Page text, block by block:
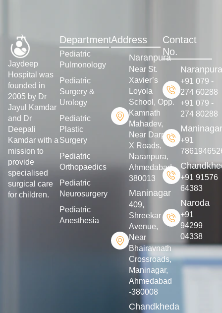
Jaydeep
Hospital was
founded in
2005 by Dr
Jayul Kamdar
and Dr
Deepali
Kamdar with a
mission to
provide
specialised
surgical care
for children.
Department
Pediatric
Pulmonology
Pediatric
Surgery &
Urology
Pediatric
Plastic
Surgery
Pediatric
Orthopaedics
Pediatric
Neurosurgery
Pediatric
Anesthesia
Address
Naranpura
Near St.
Xavier’s
Loyola
School, Opp.
Kamnath
Mahadev,
Near Darpan
X Roads,
Naranpura,
Ahmedabad-
380013
Maninagar
409,
Shreekar
Avenue,
Near
Bhairavnath
Crossroads,
Maninagar,
Ahmedabad
-380008
Chandkheda
Contact
No.
Naranpura
+91 079 -
274 60288
+91 079 -
274 80288
Maninagar
+91
+91 91576
64383
Naroda
+91
94299
04338